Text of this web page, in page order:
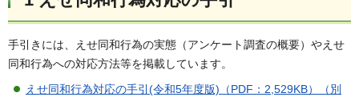
手引きには、えせ同和行為の実態（アンケート調査の概要）やえせ
同和行為への対応方法等を掲載しています。
えせ同和行為対応の手引(令和5年度版)（PDF：2,529KB）（別